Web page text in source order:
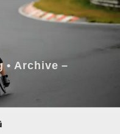
• Archive –